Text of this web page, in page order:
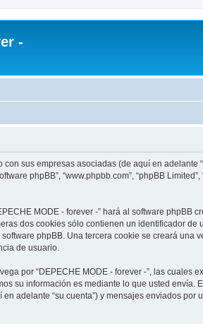
-
sus empresas asociadas (de aquí en adelante
phpBB”, “www.phpbb.com”, “phpBB
MODE - forever -” hará al software
dos cookies sólo contienen un identificador
phpBB. Una tercera cookie se creará una
de usuario.
por “DEPECHE MODE - forever -”, las
su información es mediante lo que usted
en adelante “su cuenta”) y mensajes enviados